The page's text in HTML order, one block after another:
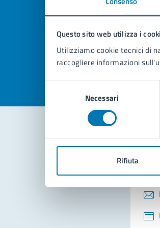
Questo sito web utilizza i
Utilizziamo cookie tecnici di
raccogliere informazioni
consenso
Necessari
Rifiuta